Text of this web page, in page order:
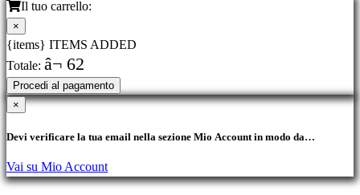
Il tuo carrello:
×
{items} ITEMS ADDED
Totale: â¬ 62
Procedi al pagamento
×
Devi verificare la tua email nella sezione Mio Account in modo da
Vai su Mio Account